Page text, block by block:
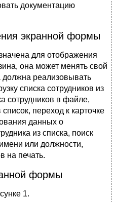
документацию
экранной формы
для отображения
она может менять свой
реализовывать
списка сотрудников из
сотрудников в файле,
переход к карточке
данных о
из списка, поиск
или должности,
на печать.
формы
1.